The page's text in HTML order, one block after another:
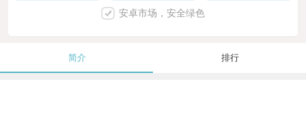
安卓市场，安全绿色
简介 排行